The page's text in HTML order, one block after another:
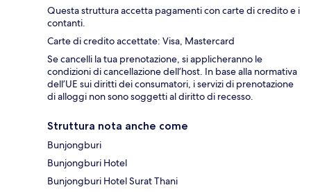
Questa struttura accetta pagamenti con carte di credito e i
contanti.
Carte di credito accettate: Visa, Mastercard
Se cancelli la tua prenotazione, si applicheranno le
condizioni di cancellazione dell’host. In base alla normativa
dell’UE sui diritti dei consumatori, i servizi di prenotazione
di alloggi non sono soggetti al diritto di recesso.
Struttura nota anche come
Bunjongburi
Bunjongburi Hotel
Bunjongburi Hotel Surat Thani